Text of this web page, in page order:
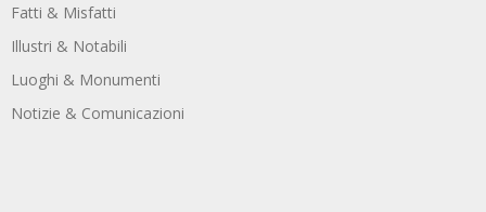
Fatti & Misfatti
Illustri & Notabili
Luoghi & Monumenti
Notizie & Comunicazioni